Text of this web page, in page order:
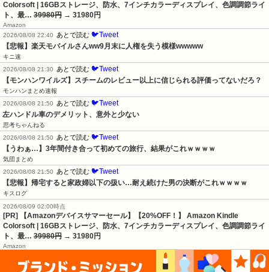
Colorsoft | 16GBストレージ、防水、7インチカラーディスプレイ、色調調節ライ
ト、最… 39980円 → 31980円
Amazon
2026/08/08 22:40
あとで読む 🐦Tweet
【悲報】楽天モバイルさんww9月末に人権を失う模様wwwww
キニ速
2026/08/08 21:30
あとで読む 🐦Tweet
【モンハンワイルズ】スチームのレビュー以上に信じられる評価ってないだろ？
モンハンまとめ速報
2026/08/08 21:50
あとで読む 🐦Tweet
左ハンドル車のデメリット、意外と少ない
思考ちゃんねる
2026/08/08 21:50
あとで読む 🐦Tweet
【うわぁ…】3年間付き合って初めての旅行、結果がこれｗｗｗｗ
気団まとめ
2026/08/08 21:50
あとで読む 🐦Tweet
【悲報】帰宅すると家政婦以下の扱い…耐え続けた男の決断がこれｗｗｗｗ
キスログ
2026/08/09 02:00時点
[PR] 【Amazonデバイスサマーセール】【20%OFF！】 Amazon Kindle
Colorsoft | 16GBストレージ、防水、7インチカラーディスプレイ、色調調節ライ
ト、最… 39980円 → 31980円
Amazon